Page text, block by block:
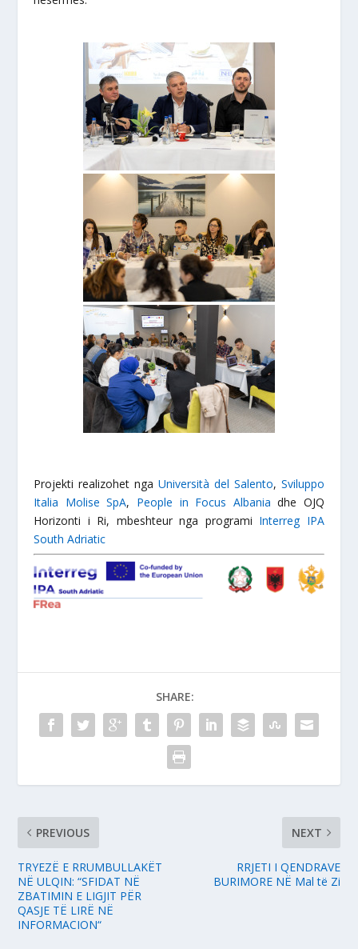
Projekti realizohet nga Università del Salento, Sviluppo
Italia Molise SpA, People in Focus Albania dhe OJQ
Horizonti i Ri, mbeshteur nga programi Interreg IPA
South Adriatic
SHARE:
PREVIOUS
TRYEZË E RRUMBULLAKËT
NË ULQIN: “SFIDAT NË
ZBATIMIN E LIGJIT PËR
QASJE TË LIRË NË
INFORMACION“
NEXT
RRJETI I QENDRAVE
BURIMORE NË Mal të Zi